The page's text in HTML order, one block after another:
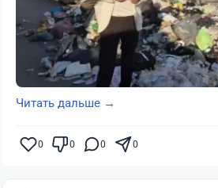
Читать дальше →
0 0 0 0